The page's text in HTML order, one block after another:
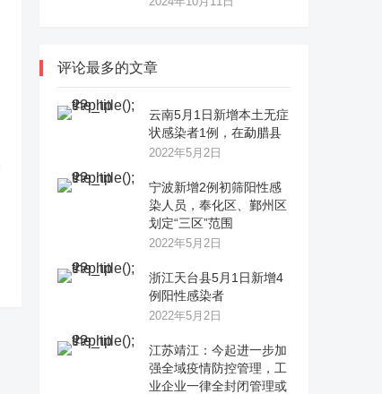
评论最多的文章
云南5月1日新增本土无症
状感染者1例，在勐腊县
2022年5月2日
宁波新增2例初筛阳性感
染人员，奉化区、鄞州区
划定“三区”范围
2022年5月2日
浙江天台县5月1日新增4
例阳性感染者
2022年5月2日
江苏靖江：今起进一步加
强全域疫情防控管理，工
业企业一律全封闭管理或